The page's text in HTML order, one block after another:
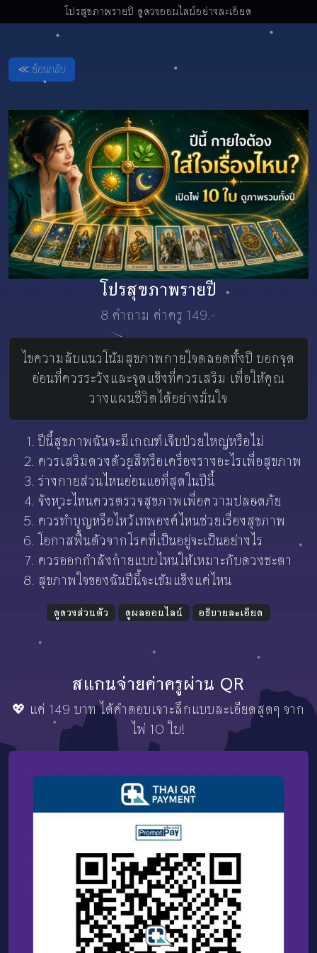
โปรสุขภาพรายปี ดูดวงออนไลน์อย่างละเอียด
≪ ย้อนกลับ
โปรสุขภาพรายปี
8 คำถาม ค่าครู 149.-
ไขความลับแนวโน้มสุขภาพกายใจตลอดทั้งปี บอกจุด
อ่อนที่ควรระวังและจุดแข็งที่ควรเสริม เพื่อให้คุณ
วางแผนชีวิตได้อย่างมั่นใจ
ปีนี้สุขภาพฉันจะมีเกณฑ์เจ็บป่วยใหญ่หรือไม่
ควรเสริมดวงด้วยสีหรือเครื่องรางอะไรเพื่อสุขภาพ
ร่างกายส่วนไหนอ่อนแอที่สุดในปีนี้
จังหวะไหนควรตรวจสุขภาพเพื่อความปลอดภัย
ควรทำบุญหรือไหว้เทพองค์ไหนช่วยเรื่องสุขภาพ
โอกาสฟื้นตัวจากโรคที่เป็นอยู่จะเป็นอย่างไร
ควรออกกำลังกายแบบไหนให้เหมาะกับดวงชะตา
สุขภาพใจของฉันปีนี้จะเข้มแข็งแค่ไหน
ดูดวงส่วนตัว ดูผลออนไลน์ อธิบายละเอียด
สแกนจ่ายค่าครูผ่าน QR
💖 แค่ 149 บาท ได้คำตอบเจาะลึกแบบละเอียดสุดๆ จาก
ไพ่ 10 ใบ!